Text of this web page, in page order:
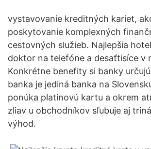
vystavovanie kreditných kariet,
poskytovanie komplexných
cestovných služieb. Najlepšia
doktor na telefóne a desaťtisíce v
Konkrétne benefity si banky
banka je jediná banka na
ponúka platinovú kartu a okrem
zliav u obchodníkov sľubuje aj
výhod.